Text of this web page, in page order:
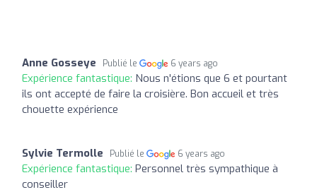
Anne Gosseye Publié le 6 years ago
Expérience fantastique: Nous n'étions que 6 et pourtant
ils ont accepté de faire la croisière. Bon accueil et très
chouette expérience
Sylvie Termolle Publié le 6 years ago
Expérience fantastique: Personnel très sympathique à
conseiller